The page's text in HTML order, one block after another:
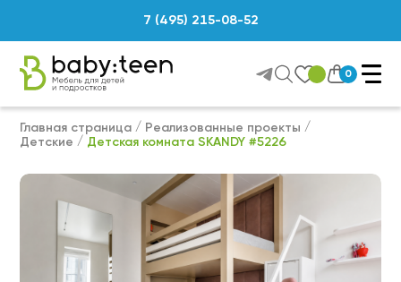
7 (495) 215-08-52
0
Главная страница
Реализованные проекты
Детские
Детская комната SKANDY #5226